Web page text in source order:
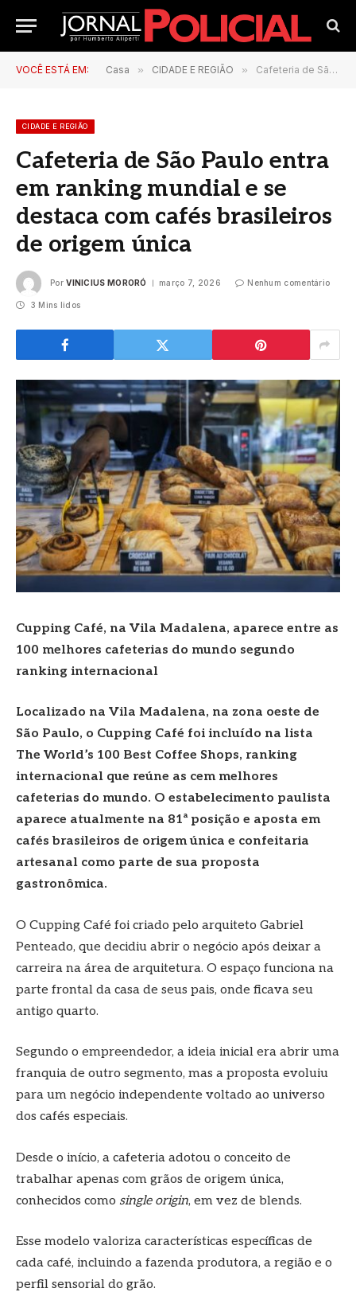
VOCÊ ESTÁ EM: Casa » CIDADE E REGIÃO » Cafeteria de São Paulo entra em ranking mundial e se destaca com cafés brasileiros de origem única
CIDADE E REGIÃO
Cafeteria de São Paulo entra
em ranking mundial e se
destaca com cafés brasileiros
de origem única
Por VINICIUS MORORÓ março 7, 2026 Nenhum comentário
3 Mins lidos
Cupping Café, na Vila Madalena, aparece entre as
100 melhores cafeterias do mundo segundo
ranking internacional
Localizado na Vila Madalena, na zona oeste de
São Paulo, o Cupping Café foi incluído na lista
The World’s 100 Best Coffee Shops, ranking
internacional que reúne as cem melhores
cafeterias do mundo. O estabelecimento paulista
aparece atualmente na 81ª posição e aposta em
cafés brasileiros de origem única e confeitaria
artesanal como parte de sua proposta
gastronômica.
O Cupping Café foi criado pelo arquiteto Gabriel
Penteado, que decidiu abrir o negócio após deixar a
carreira na área de arquitetura. O espaço funciona na
parte frontal da casa de seus pais, onde ficava seu
antigo quarto.
Segundo o empreendedor, a ideia inicial era abrir uma
franquia de outro segmento, mas a proposta evoluiu
para um negócio independente voltado ao universo
dos cafés especiais.
Desde o início, a cafeteria adotou o conceito de
trabalhar apenas com grãos de origem única,
conhecidos como single origin, em vez de blends.
Esse modelo valoriza características específicas de
cada café, incluindo a fazenda produtora, a região e o
perfil sensorial do grão.